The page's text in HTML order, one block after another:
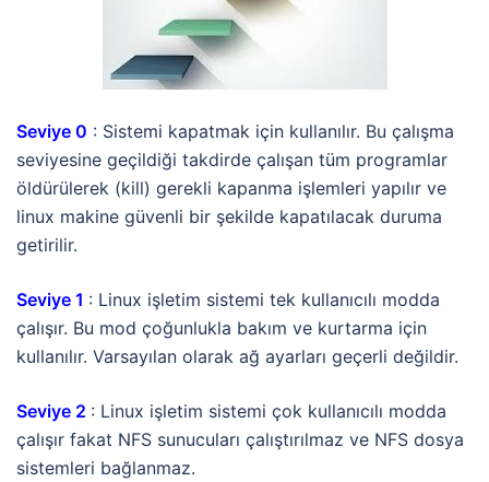
Seviye 0 : Sistemi kapatmak için kullanılır. Bu çalışma
seviyesine geçildiği takdirde çalışan tüm programlar
öldürülerek (kill) gerekli kapanma işlemleri yapılır ve
linux makine güvenli bir şekilde kapatılacak duruma
getirilir.
Seviye 1 : Linux işletim sistemi tek kullanıcılı modda
çalışır. Bu mod çoğunlukla bakım ve kurtarma için
kullanılır. Varsayılan olarak ağ ayarları geçerli değildir.
Seviye 2 : Linux işletim sistemi çok kullanıcılı modda
çalışır fakat NFS sunucuları çalıştırılmaz ve NFS dosya
sistemleri bağlanmaz.